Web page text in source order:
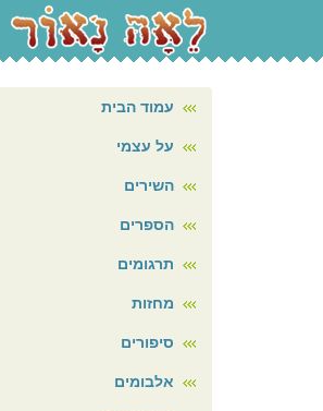
עמוד הבית
על עצמי
השירים
הספרים
תרגומים
מחזות
סיפורים
אלבומים